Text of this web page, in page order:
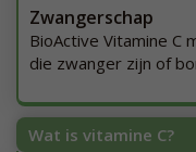
Zwangerschap
BioActive Vitamine C
die zwanger zijn of
Wat is vitamine C?